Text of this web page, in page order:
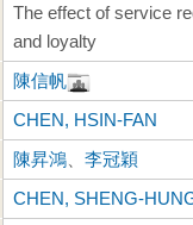
The effect of service
and loyalty
陳信帆
CHEN, HSIN-FAN
陳昇鴻 、李冠穎
CHEN, SHENG-